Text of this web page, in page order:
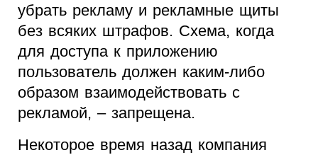
убрать рекламу и рекламные щиты
без всяких штрафов. Схема, когда
для доступа к приложению
пользователь должен каким-либо
образом взаимодействовать с
рекламой, – запрещена.
Некоторое время назад компания